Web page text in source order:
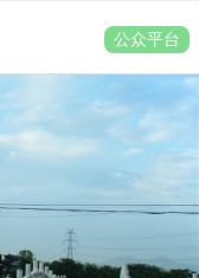
公众平台